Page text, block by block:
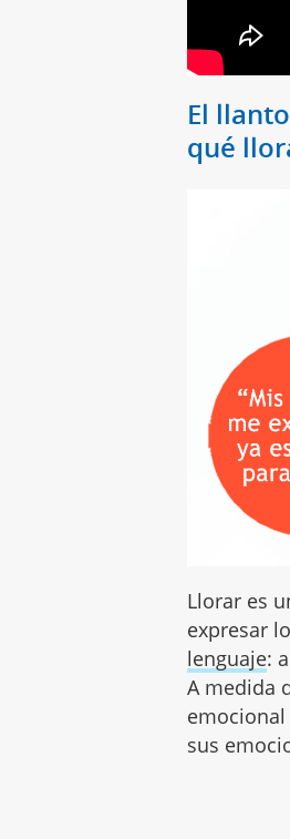
El
qué
Llorar es
expresar
lenguaje:
A medida
sus